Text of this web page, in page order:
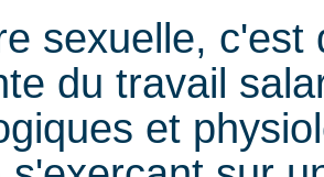
sexuelle,
du travail
et